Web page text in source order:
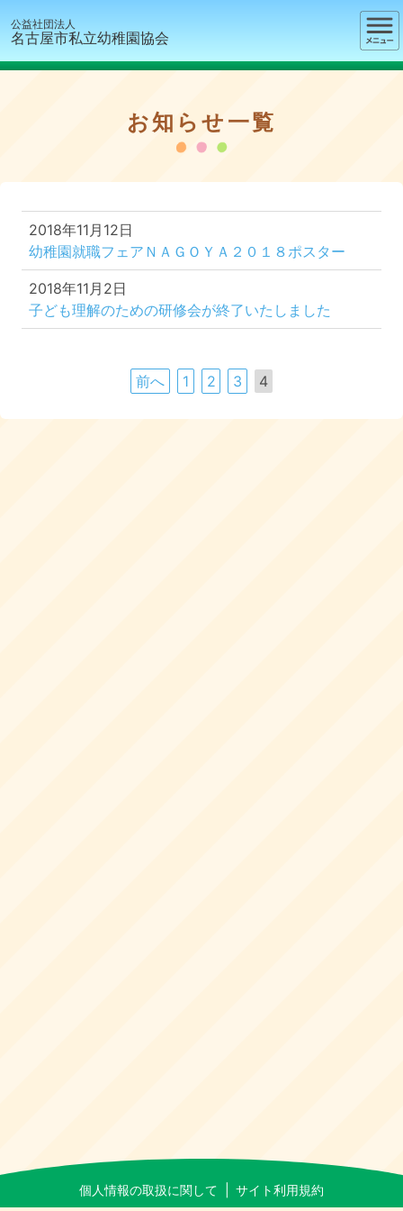
公益社団法人
名古屋市私立幼稚園協会
お知らせ一覧
2018年11月12日
幼稚園就職フェアＮＡＧＯＹＡ２０１８ポスター
2018年11月2日
子ども理解のための研修会が終了いたしました
前へ 1 2 3 4
個人情報の取扱に関して サイト利用規約